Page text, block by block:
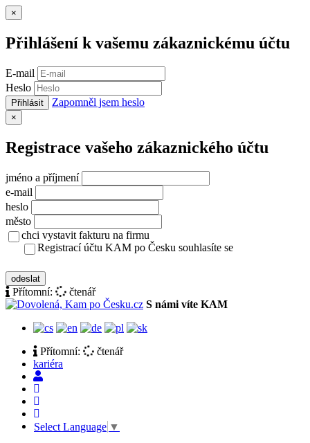
×
Přihlášení k vašemu zákaznickému účtu
E-mail
Heslo
Přihlásit Zapomněl jsem heslo
×
Registrace vašeho zákaznického účtu
jméno a příjmení
e-mail
heslo
město
chci vystavit fakturu na firmu
Registrací účtu KAM po Česku souhlasíte se
odeslat
Přítomní:
čtenář
S námi víte KAM
Přítomní:
čtenář
kariéra
Select Language ▼